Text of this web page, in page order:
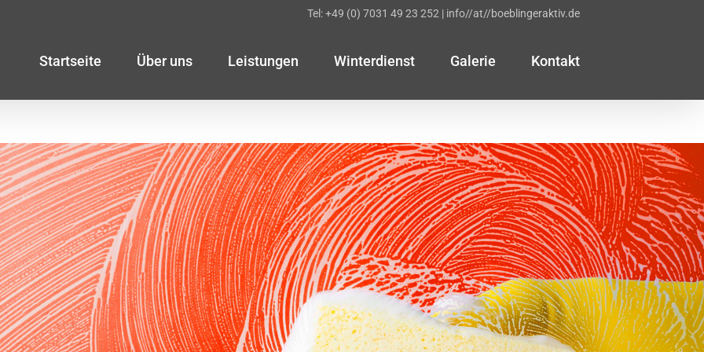
Tel: +49 (0) 7031 49 23 252 | info//at//boeblingeraktiv.de
Startseite Über uns Leistungen Winterdienst Galerie Kontakt